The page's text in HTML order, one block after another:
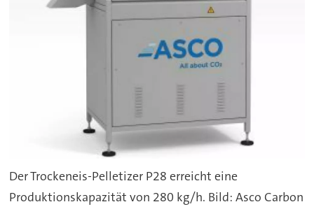
Der Trockeneis-Pelletizer P28 erreicht eine
Produktionskapazität von 280 kg/h. Bild: Asco Carbon